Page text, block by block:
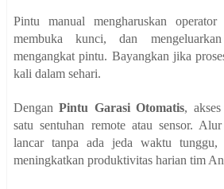
Pintu manual mengharuskan
membuka kunci, dan
mengangkat pintu. Bayangkan jika
kali dalam sehari.
DenganPintu Garasi Otomatis,
satu sentuhan remote atau sensor.
lancar tanpa ada jeda waktu tunggu,
meningkatkan produktivitas harian tim